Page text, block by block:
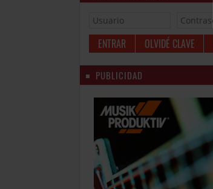
OLVIDÉ CLAVE
PUBLICIDAD